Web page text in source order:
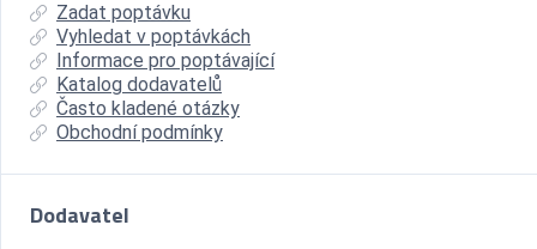
Zadat poptávku
Vyhledat v poptávkách
Informace pro poptávající
Katalog dodavatelů
Často kladené otázky
Obchodní podmínky
Dodavatel